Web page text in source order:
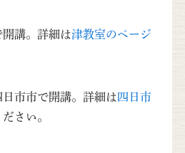
開講。詳細は津教室のページ
日市市で開講。詳細は四日市
さい。